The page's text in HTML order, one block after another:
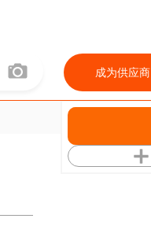
成为供应商